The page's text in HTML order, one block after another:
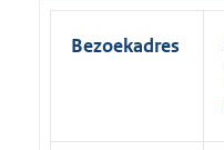
Bezoekadres